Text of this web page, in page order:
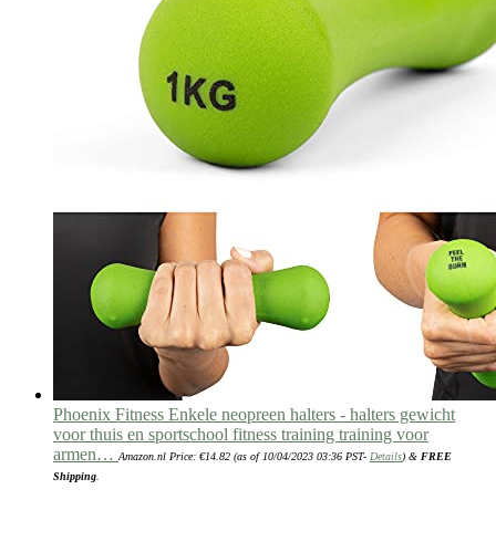
Phoenix Fitness Enkele neopreen halters - halters gewicht
voor thuis en sportschool fitness training training voor
armen… Amazon.nl Price: €14.82 (as of 10/04/2023 03:36 PST- Details) & FREE
Shipping